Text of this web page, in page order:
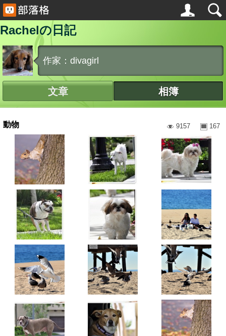
Rachelの日記
作家：divagirl
文章 相簿
動物 167
9157